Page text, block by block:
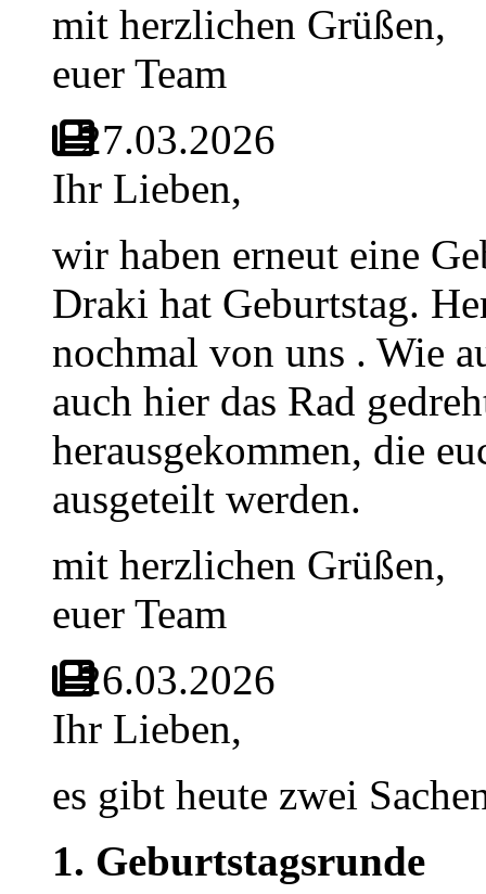
mit herzlichen Grüßen,
euer Team
27.03.2026
Ihr Lieben,
wir haben erneut eine
Draki hat Geburtstag.
nochmal von uns . Wie
auch hier das Rad
herausgekommen, die
ausgeteilt werden.
mit herzlichen Grüßen,
euer Team
26.03.2026
Ihr Lieben,
es gibt heute zwei
1. Geburtstagsrunde